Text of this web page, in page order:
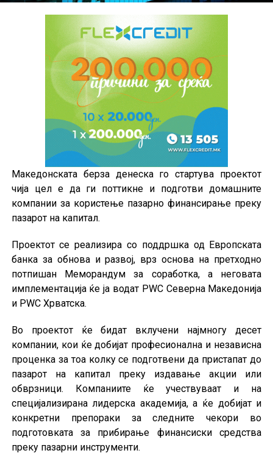
Македонската берза денеска го стартува проектот
чија цел е да ги поттикне и подготви домашните
компании за користење пазарно финансирање преку
пазарот на капитал.
Проектот се реализира со поддршка од Европската
банка за обнова и развој, врз основа на претходно
потпишан Меморандум за соработка, а неговата
имплементација ќе ја водат PWC Северна Македонија
и PWC Хрватска.
Во проектот ќе бидат вклучени најмногу десет
компании, кои ќе добијат професионална и независна
проценка за тоа колку се подготвени да пристапат до
пазарот на капитал преку издавање акции или
обврзници. Компаниите ќе учествуваат и на
специјализирана лидерска академија, а ќе добијат и
конкретни препораки за следните чекори во
подготовката за прибирање финансиски средства
преку пазарни инструменти.